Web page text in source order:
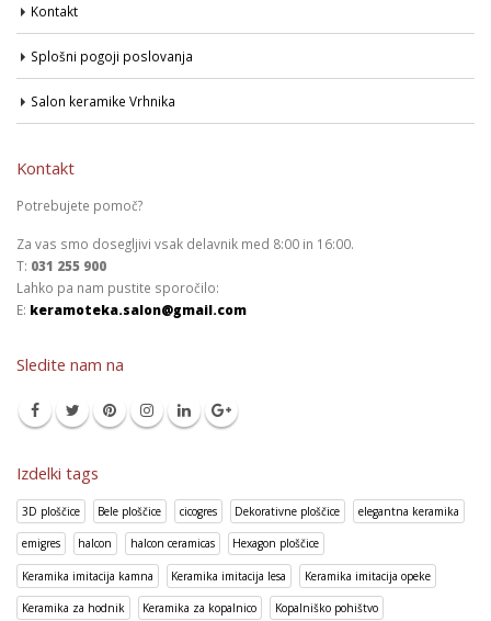
Kontakt
Splošni pogoji poslovanja
Salon keramike Vrhnika
Kontakt
Potrebujete pomoč?
Za vas smo dosegljivi vsak delavnik med 8:00 in 16:00.
T: 031 255 900
Lahko pa nam pustite sporočilo:
E: keramoteka.salon@gmail.com
Sledite nam na
Izdelki tags
3D ploščice Bele ploščice cicogres Dekorativne ploščice elegantna keramika
emigres halcon halcon ceramicas Hexagon ploščice
Keramika imitacija kamna Keramika imitacija lesa Keramika imitacija opeke
Keramika za hodnik Keramika za kopalnico Kopalniško pohištvo